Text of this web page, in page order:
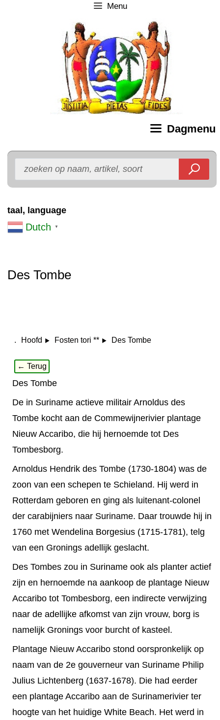
Menu
Dagmenu
taal, language
Dutch ▼
Des Tombe
. Hoofd Fosten tori ** Des Tombe
← Terug
Des Tombe
De in Suriname actieve militair Arnoldus des
Tombe kocht aan de Commewijnerivier plantage
Nieuw Accaribo, die hij hernoemde tot Des
Tombesborg.
Arnoldus Hendrik des Tombe (1730-1804) was de
zoon van een schepen te Schieland. Hij werd in
Rotterdam geboren en ging als luitenant-colonel
der carabijniers naar Suriname. Daar trouwde hij in
1760 met Wendelina Borgesius (1715-1781), telg
van een Gronings adellijk geslacht.
Des Tombes zou in Suriname ook als planter actief
zijn en hernoemde na aankoop de plantage Nieuw
Accaribo tot Tombesborg, een indirecte verwijzing
naar de adellijke afkomst van zijn vrouw, borg is
namelijk Gronings voor burcht of kasteel.
Plantage Nieuw Accaribo stond oorspronkelijk op
naam van de 2e gouverneur van Suriname Philip
Julius Lichtenberg (1637-1678). Die had eerder
een plantage Accaribo aan de Surinamerivier ter
hoogte van het huidige White Beach. Het werd in